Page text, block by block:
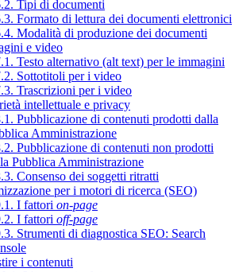
Tipi di documenti
Formato di lettura dei documenti elettronici
Modalità di produzione dei documenti
e video
Testo alternativo (alt text) per le immagini
Sottotitoli per i video
Trascrizioni per i video
intellettuale e privacy
Pubblicazione di contenuti prodotti dalla
Amministrazione
Pubblicazione di contenuti non prodotti
Pubblica Amministrazione
Consenso dei soggetti ritratti
per i motori di ricerca (SEO)
I fattori on-page
I fattori off-page
Strumenti di diagnostica SEO: Search
i contenuti